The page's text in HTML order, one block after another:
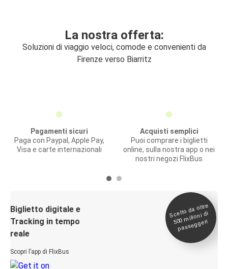
La nostra offerta:
Soluzioni di viaggio veloci, comode e convenienti da
Firenze verso Biarritz
Pagamenti sicuri
Paga con Paypal, Apple Pay,
Visa e carte internazionali
Acquisti semplici
Puoi comprare i biglietti
online, sulla nostra app o nei
nostri negozi FlixBus
Biglietto digitale e
Tracking in tempo
reale
Scopri l’app di FlixBus
Scelto da oltre
500
milioni di
passeggeri